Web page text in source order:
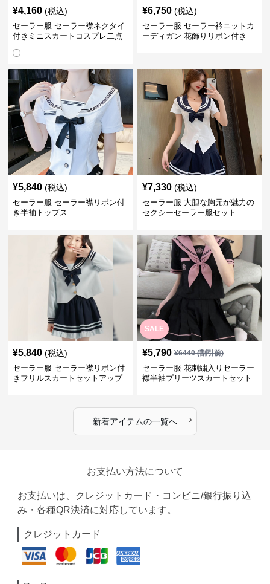
¥4,160 (税込)
セーラー服 セーラー襟ネクタイ
付きミニスカートコスプレ二点
¥6,750 (税込)
セーラー服 セーラー衿ニットカ
ーディガン 花飾りリボン付き
¥5,840 (税込)
セーラー服 セーラー襟リボン付
き半袖トップス
¥7,330 (税込)
セーラー服 大胆な胸元が魅力の
セクシーセーラー服セット
¥5,840 (税込)
セーラー服 セーラー襟リボン付
きフリルスカートセットアップ
SALE
¥5,790 ¥6440(割引前)
セーラー服 花刺繍入りセーラー
襟半袖プリーツスカートセット
新着アイテムの一覧へ ›
お支払い方法について
お支払いは、クレジットカード・コンビニ/銀行振り込
み・各種QR決済に対応しています。
クレジットカード